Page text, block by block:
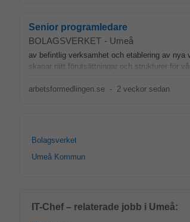
Senior programledare
BOLAGSVERKET - Umeå
av befintlig verksamhet och etablering av nya
skapar rätt förutsättningar och strukturer för
arbetsformedlingen.se - 2 veckor sedan
Bolagsverket
Umeå Kommun
IT-Chef – relaterade jobb i Umeå: